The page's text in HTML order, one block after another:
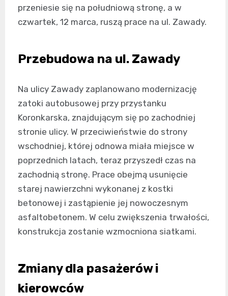
przeniesie się na południową stronę, a w
czwartek, 12 marca, ruszą prace na ul. Zawady.
Przebudowa na ul. Zawady
Na ulicy Zawady zaplanowano modernizację
zatoki autobusowej przy przystanku
Koronkarska, znajdującym się po zachodniej
stronie ulicy. W przeciwieństwie do strony
wschodniej, której odnowa miała miejsce w
poprzednich latach, teraz przyszedł czas na
zachodnią stronę. Prace obejmą usunięcie
starej nawierzchni wykonanej z kostki
betonowej i zastąpienie jej nowoczesnym
asfaltobetonem. W celu zwiększenia trwałości,
konstrukcja zostanie wzmocniona siatkami.
Zmiany dla pasażerów i
kierowców